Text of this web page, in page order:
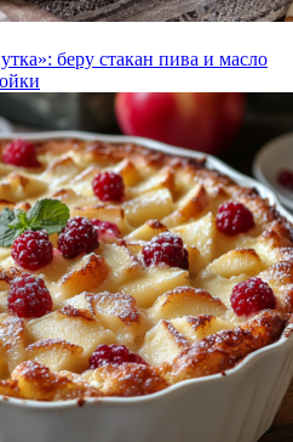
беру стакан пива и масло